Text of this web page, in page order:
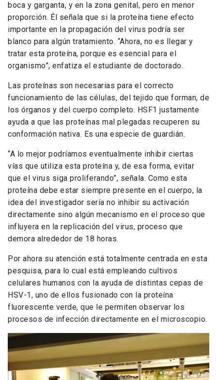
boca y garganta, y en la zona genital, pero en menor
proporción. Él señala que si la proteína tiene efecto
importante en la propagación del virus podría ser
blanco para algún tratamiento. “Ahora, no es llegar y
tratar esta proteína, porque es esencial para el
organismo”, enfatiza el estudiante de doctorado.
Las proteínas son necesarias para el correcto
funcionamiento de las células, del tejido que forman, de
los órganos y del cuerpo completo. HSF1 justamente
ayuda a que las proteínas mal plegadas recuperen su
conformación nativa. Es una especie de guardián.
“A lo mejor podríamos eventualmente inhibir ciertas
vías que utiliza esta proteína y, de esa forma, evitar
que el virus siga proliferando”, señala. Como esta
proteína debe estar siempre presente en el cuerpo, la
idea del investigador sería no inhibir su activación
directamente sino algún mecanismo en el proceso que
influyera en la replicación del virus, proceso que
demora alrededor de 18 horas.
Por ahora su atención está totalmente centrada en esta
pesquisa, para lo cual está empleando cultivos
celulares humanos con la ayuda de distintas cepas de
HSV-1, uno de ellos fusionado con la proteína
fluorescente verde, que le permiten observar los
procesos de infección directamente en el microscopio.